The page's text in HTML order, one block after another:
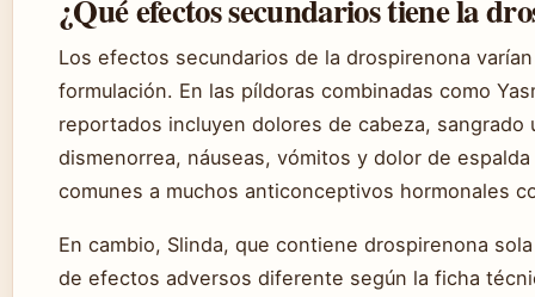
¿Qué efectos secundarios tiene la
Los efectos secundarios de la drospirenona
formulación. En las píldoras combinadas como
reportados incluyen dolores de cabeza, sangrado
dismenorrea, náuseas, vómitos y dolor de espalda
comunes a muchos anticonceptivos hormonales
En cambio, Slinda, que contiene drospirenona
de efectos adversos diferente según la ficha